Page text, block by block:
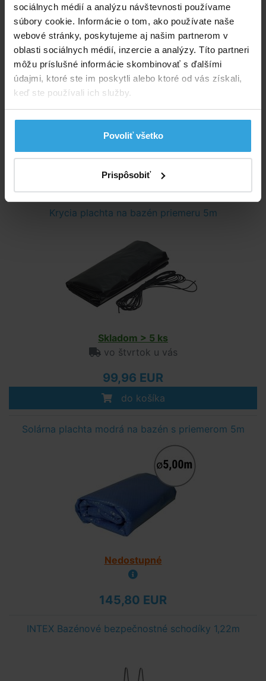
sociálnych médií a analýzu návštevnosti používame
súbory cookie. Informácie o tom, ako používate naše
webové stránky, poskytujeme aj našim partnerom v
oblasti sociálnych médií, inzercie a analýzy. Títo partneri
môžu príslušné informácie skombinovať s ďalšími
údajmi, ktoré ste im poskytli alebo ktoré od vás získali,
keď ste používali ich služby.
Povoliť všetko
Prispôsobiť
Skladom > 50 ks
vo štvrtok u vás
34,17 EUR
do košíka
Krycia plachta na bazén priemeru 5m
Skladom > 5 ks
vo štvrtok u vás
99,96 EUR
do košíka
Solárna plachta modrá na bazén s priemerom 5m
Nedostupné
145,80 EUR
INTEX Bazénové bezpečnostné schodíky 1,22m